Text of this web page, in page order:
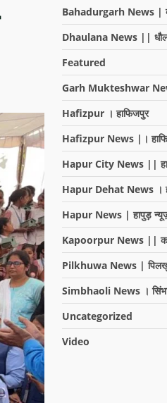
Bahadurgarh News |
Dhaulana News ||
Featured
Garh Mukteshwar
Hafizpur । हाफिजपुर
Hafizpur News |।
Hapur City News ||
Hapur Dehat News ।
Hapur News | हापुड़
Kapoorpur News ||
Pilkhuwa News |
Simbhaoli News ।
Uncategorized
Video